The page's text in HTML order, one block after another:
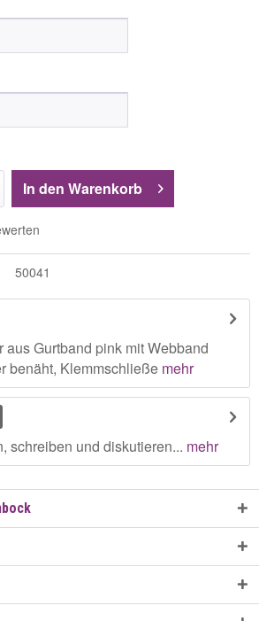
In den Warenkorb
50041
Gurtband pink mit Webband
benäht, Klemmschließe mehr
schreiben und diskutieren... mehr